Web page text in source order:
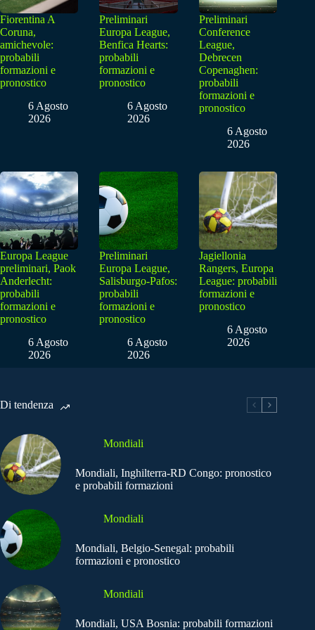
Fiorentina A
Coruna,
amichevole:
probabili
formazioni e
pronostico
6 Agosto
2026
Preliminari
Europa League,
Benfica Hearts:
probabili
formazioni e
pronostico
6 Agosto
2026
Preliminari
Conference
League,
Debrecen
Copenaghen:
probabili
formazioni e
pronostico
6 Agosto
2026
Europa League
preliminari, Paok
Anderlecht:
probabili
formazioni e
pronostico
6 Agosto
2026
Preliminari
Europa League,
Salisburgo-Pafos:
probabili
formazioni e
pronostico
6 Agosto
2026
Jagiellonia
Rangers, Europa
League: probabili
formazioni e
pronostico
6 Agosto
2026
Di tendenza
Mondiali
Mondiali, Inghilterra-RD Congo: pronostico
e probabili formazioni
Mondiali
Mondiali, Belgio-Senegal: probabili
formazioni e pronostico
Mondiali
Mondiali, USA Bosnia: probabili formazioni